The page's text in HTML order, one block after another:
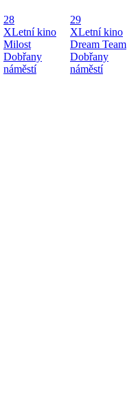
28
XLetní kino
Milost
Dobřany
náměstí
29
XLetní kino
Dream Team
Dobřany
náměstí